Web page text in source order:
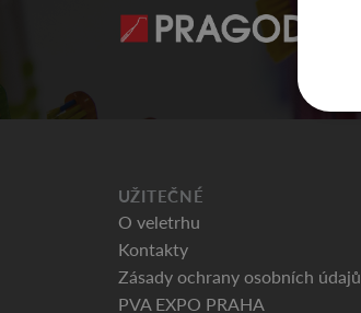
UŽITEČNÉ
O veletrhu
Kontakty
Zásady ochrany osobních údajů
PVA EXPO PRAHA